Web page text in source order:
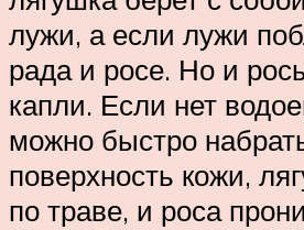
лужи, а если лужи
рада и росе. Но и
капли. Если нет
можно быстро
поверхность кожи,
по траве, и роса